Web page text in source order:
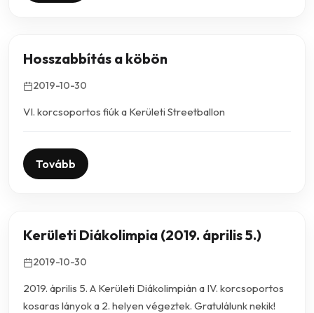
Hosszabbítás a köbön
2019-10-30
VI. korcsoportos fiúk a Kerületi Streetballon
Tovább
Kerületi Diákolimpia (2019. április 5.)
2019-10-30
2019. április 5. A Kerületi Diákolimpián a IV. korcsoportos
kosaras lányok a 2. helyen végeztek. Gratulálunk nekik!